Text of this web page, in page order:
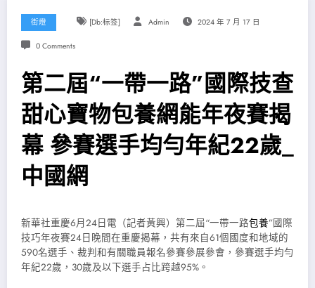
街燈 [db:标签] Admin 2024 年 7 月 17 日
0 Comments
第二屆“一帶一路”國際技查
甜心寶物包養網能年夜賽揭
幕 參賽選手均勻年紀22歲_
中國網
新華社重慶6月24日電（記者黃興）第二屆“一帶一路包養”國際
技巧年夜賽24日晚間在重慶揭幕，共有來自61個國度和地域的
590名選手、裁判和有關職員報名參賽參展參會，參賽選手均勻
年紀22歲，30歲及以下選手占比跨越95%。